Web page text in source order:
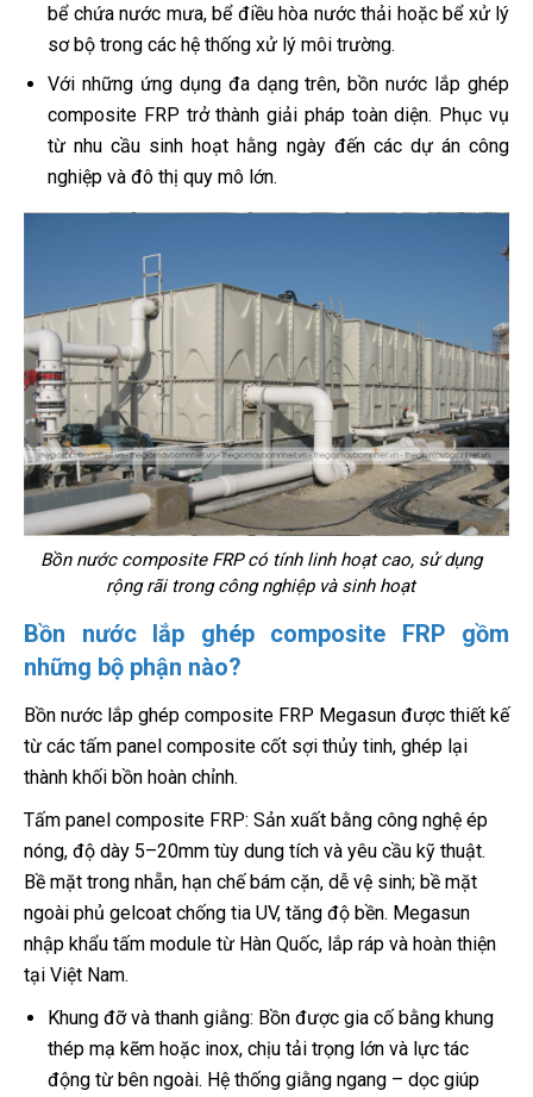
bể chứa nước mưa, bể điều hòa nước thải hoặc bể xử lý
sơ bộ trong các hệ thống xử lý môi trường.
Với những ứng dụng đa dạng trên, bồn nước lắp ghép
composite FRP trở thành giải pháp toàn diện. Phục vụ
từ nhu cầu sinh hoạt hằng ngày đến các dự án công
nghiệp và đô thị quy mô lớn.
Bồn nước composite FRP có tính linh hoạt cao, sử dụng
rộng rãi trong công nghiệp và sinh hoạt
Bồn nước lắp ghép composite FRP gồm
những bộ phận nào?
Bồn nước lắp ghép composite FRP Megasun được thiết kế
từ các tấm panel composite cốt sợi thủy tinh, ghép lại
thành khối bồn hoàn chỉnh.
Tấm panel composite FRP: Sản xuất bằng công nghệ ép
nóng, độ dày 5–20mm tùy dung tích và yêu cầu kỹ thuật.
Bề mặt trong nhẵn, hạn chế bám cặn, dễ vệ sinh; bề mặt
ngoài phủ gelcoat chống tia UV, tăng độ bền. Megasun
nhập khẩu tấm module từ Hàn Quốc, lắp ráp và hoàn thiện
tại Việt Nam.
Khung đỡ và thanh giằng: Bồn được gia cố bằng khung
thép mạ kẽm hoặc inox, chịu tải trọng lớn và lực tác
động từ bên ngoài. Hệ thống giằng ngang – dọc giúp